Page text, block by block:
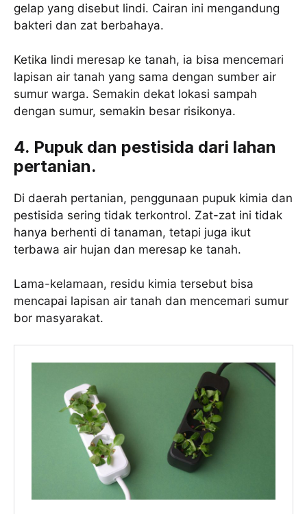
gelap yang disebut lindi. Cairan ini mengandung
bakteri dan zat berbahaya.
Ketika lindi meresap ke tanah, ia bisa mencemari
lapisan air tanah yang sama dengan sumber air
sumur warga. Semakin dekat lokasi sampah
dengan sumur, semakin besar risikonya.
4. Pupuk dan pestisida dari lahan
pertanian.
Di daerah pertanian, penggunaan pupuk kimia dan
pestisida sering tidak terkontrol. Zat-zat ini tidak
hanya berhenti di tanaman, tetapi juga ikut
terbawa air hujan dan meresap ke tanah.
Lama-kelamaan, residu kimia tersebut bisa
mencapai lapisan air tanah dan mencemari sumur
bor masyarakat.